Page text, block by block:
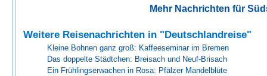
Mehr Nachrichten für
Weitere Reisenachrichten in "Deutschlandreise"
Kleine Bohnen ganz groß: Kaffeeseminar im Bremen
Das doppelte Städtchen: Breisach und Neuf-Brisach
Ein Frühlingserwachen in Rosa: Pfälzer Mandelblüte